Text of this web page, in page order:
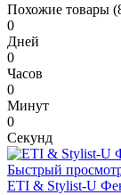
Похожие товары
0
Дней
0
Часов
0
Минут
0
Секунд
Быстрый
ETI & Stylist-U